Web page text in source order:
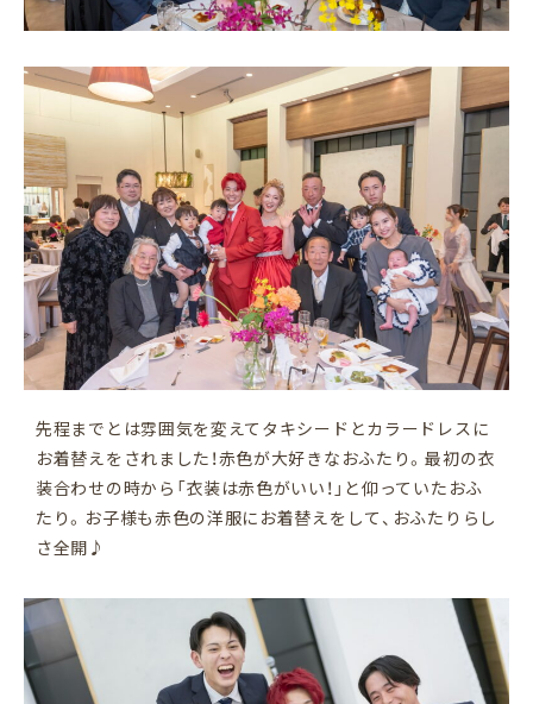
先程までとは雰囲気を変えてタキシードとカラードレスに
お着替えをされました！赤色が大好きなおふたり。最初の衣
装合わせの時から「衣装は赤色がいい！」と仰っていたおふ
たり。お子様も赤色の洋服にお着替えをして、おふたりらし
さ全開♪